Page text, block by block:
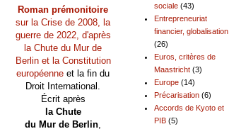
sociale (43)
Entrepreneuriat
financier, globalisation
(26)
Euros, critères de
Maastricht (3)
Europe (14)
Précarisation (6)
Accords de Kyoto et
PIB (5)
Roman prémonitoire
sur la Crise de 2008, la
guerre de 2022, d'après
la Chute du Mur de
Berlin et la Constitution
européenne et la fin du
Droit International.
Écrit après
la Chute
du Mur de Berlin